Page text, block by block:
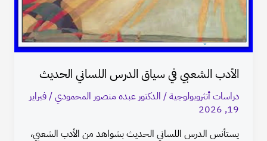
الأدب الشعبي في سياق الدرس اللساني الحديث
دراسات أنثروبولوجية/ الدكتور عبده منصور المحمودي/فبراير
19, 2026
يستأنس الدرس اللساني الحديث بشواهد من الأدب الشعبي،
اللساني
الحديث